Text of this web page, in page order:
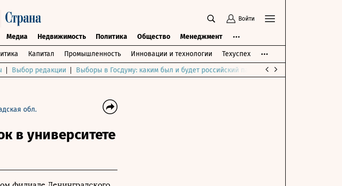
Войти
Медиа Недвижимость Политика Общество Менеджмент
Капитал Промышленность Инновации и технологии Техуспех
Выбор редакции Выборы в Госдуму: каким был и будет российский парламент
обл.
в университете